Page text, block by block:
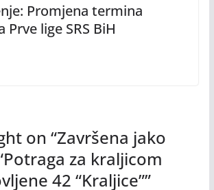
Promjena termina
Prve lige SRS BiH
on “Završena jako
za kraljicom
42 “Kraljice””